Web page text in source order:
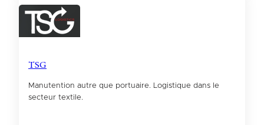
TSG
Manutention autre que portuaire. Logistique dans le
secteur textile.